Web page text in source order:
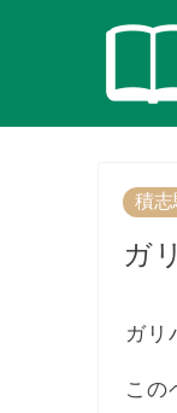
積志
ガ
ガリ
この